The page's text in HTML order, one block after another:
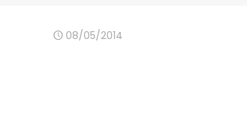
08/05/2014